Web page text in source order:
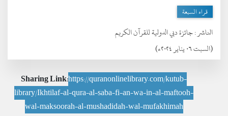
(السبت ٠٦ يناير ٢٠٢٤ء)
الناشر :جائزة دبي الدولية للقرآن الكريم
قراء السبعة
Sharing Link:https://quranonlinelibrary.com/kutub-
library/Ikhtilaf-al-qura-al-saba-fi-an-wa-in-al-maftooh-
wal-maksoorah-al-mushadidah-wal-mufakhimah